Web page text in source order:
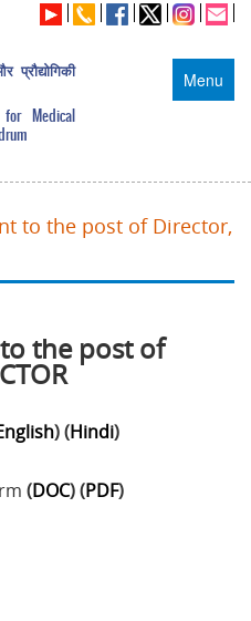
Menu
प्रौद्योगिकी
Medical
to the post of Director,
the post of
) (Hindi)
(DOC) (PDF)